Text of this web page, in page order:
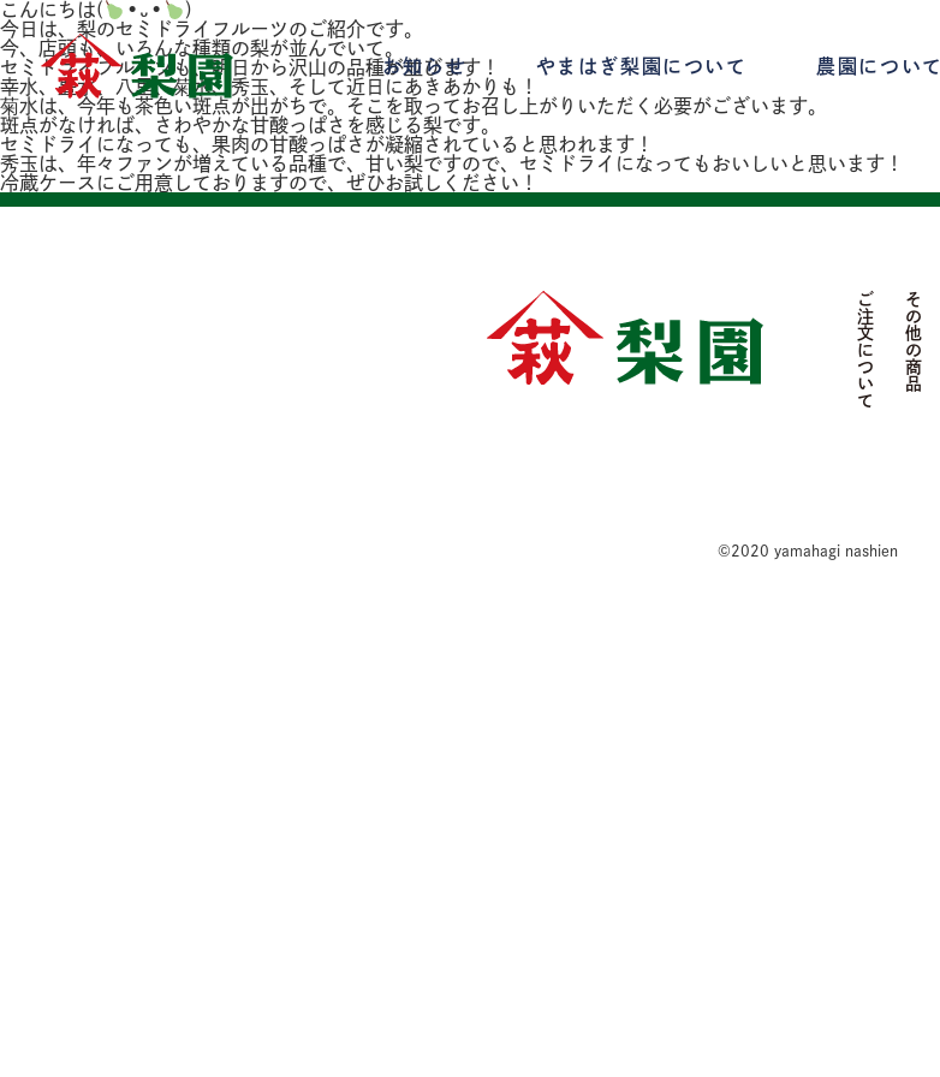
お知らせ やまはぎ梨園について 農園について
こんにちは( •᎑•
)
今日は、梨のセミドライフルーツのご紹介です。
今、店頭も、いろんな種類の梨が並んでいて。
セミドライフルーツも、明日から沢山の品種が並びます！
幸水、豊水、八里、菊水、秀玉、そして近日にあきあかりも！
菊水は、今年も茶色い斑点が出がちで。そこを取ってお召し上がりいただく必要がございます。
斑点がなければ、さわやかな甘酸っぱさを感じる梨です。
セミドライになっても、果肉の甘酸っぱさが凝縮されていると思われます！
秀玉は、年々ファンが増えている品種で、甘い梨ですので、セミドライになってもおいしいと思います！
冷蔵ケースにご用意しておりますので、ぜひお試しください！
その他の商品
ご注文について
©2020 yamahagi nashien